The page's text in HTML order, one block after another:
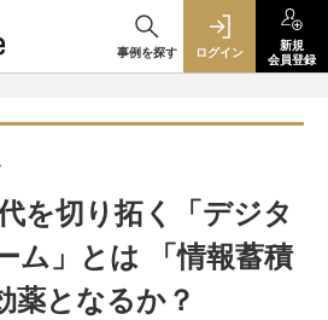
事例を探す ログイン
新規
会員登録
を切り拓く「デジタ
ム」とは 「情報蓄積
薬となるか？